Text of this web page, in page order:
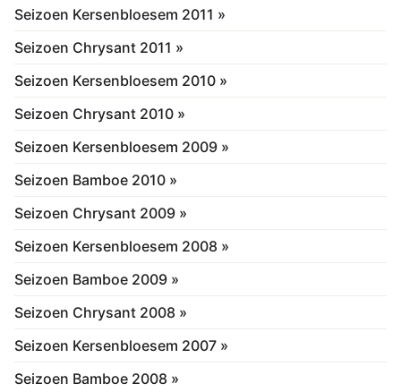
Seizoen Kersenbloesem 2011 »
Seizoen Chrysant 2011 »
Seizoen Kersenbloesem 2010 »
Seizoen Chrysant 2010 »
Seizoen Kersenbloesem 2009 »
Seizoen Bamboe 2010 »
Seizoen Chrysant 2009 »
Seizoen Kersenbloesem 2008 »
Seizoen Bamboe 2009 »
Seizoen Chrysant 2008 »
Seizoen Kersenbloesem 2007 »
Seizoen Bamboe 2008 »